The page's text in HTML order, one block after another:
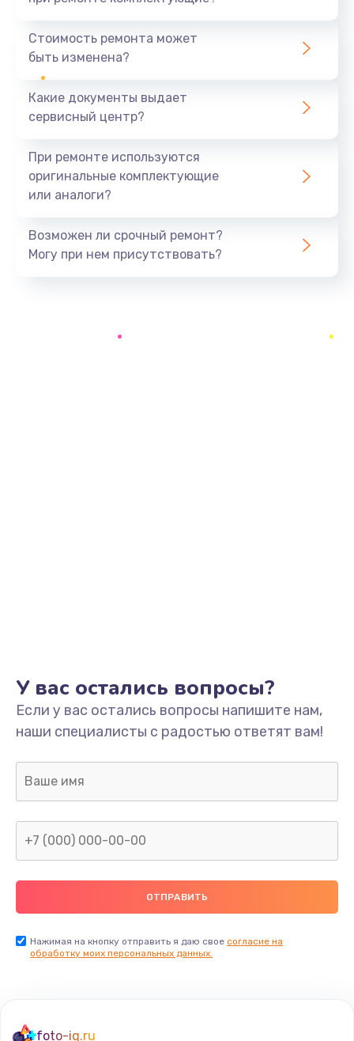
480 руб.
Чистка оптической системы
Не включается
Заказать
Переполнен абсорбер
300 руб.
Заказать
Не видит бумагу
550 руб.
Заказать
Стоимость ремонта может
быть изменена?
Какие документы выдает
сервисный центр?
При ремонте используются
оригинальные комплектующие
или аналоги?
Возможен ли срочный ремонт?
Могу при нем присутствовать?
У вас остались вопросы?
Если у вас остались вопросы напишите нам,
наши специалисты с радостью ответят вам!
Нажимая на кнопку отправить я даю свое согласие на
обработку моих персональных данных.
foto-iq.ru